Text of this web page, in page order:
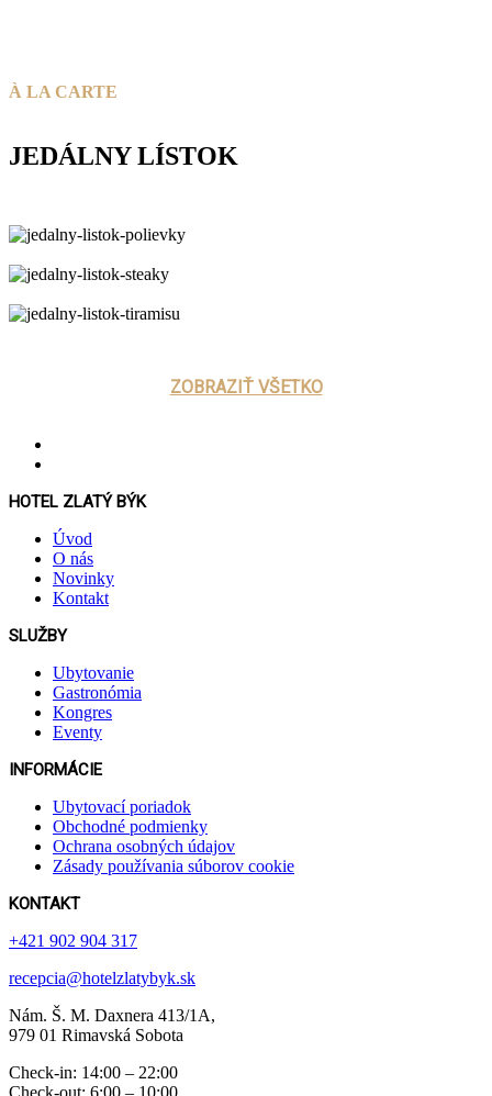
JEDÁLNY LÍSTOK
À LA CARTE
ZOBRAZIŤ VŠETKO
HOTEL ZLATÝ BÝK
Úvod
O nás
Novinky
Kontakt
SLUŽBY
Ubytovanie
Gastronómia
Kongres
Eventy
INFORMÁCIE
Ubytovací poriadok
Obchodné podmienky
Ochrana osobných údajov
Zásady používania súborov cookie
KONTAKT
+421 902 904 317
recepcia@hotelzlatybyk.sk
Nám. Š. M. Daxnera 413 /1A,
979 01 Rimavská Sobota
Check-in: 14:00 – 22:00